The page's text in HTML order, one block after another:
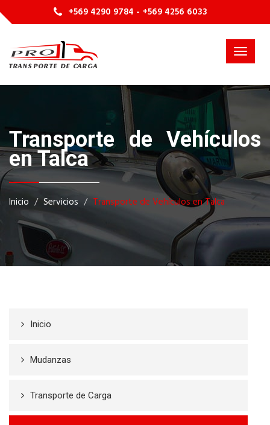
+569 4290 9784 - +569 4256 6033
Toggle
Transporte de Vehículos
en Talca
Inicio Servicios Transporte de Vehículos en Talca
Inicio
Mudanzas
Transporte de Carga